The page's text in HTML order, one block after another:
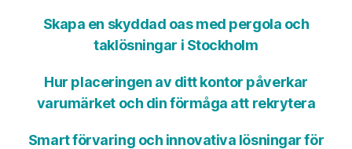
Skapa en skyddad oas med pergola och
taklösningar i Stockholm
Hur placeringen av ditt kontor påverkar
varumärket och din förmåga att rekrytera
Smart förvaring och innovativa lösningar för